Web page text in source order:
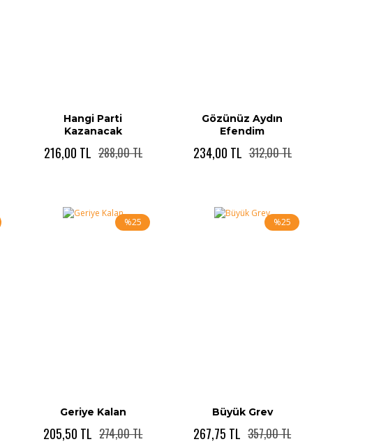
Hangi Parti
Kazanacak
216,00 TL 288,00 TL
Gözünüz Aydın
Efendim
234,00 TL 312,00 TL
%25
Geriye Kalan
205,50 TL 274,00 TL
%25
Büyük Grev
267,75 TL 357,00 TL